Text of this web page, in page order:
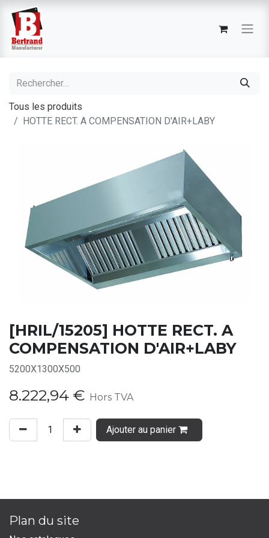
Tous les produits
HOTTE RECT. A COMPENSATION D'AIR+LABY
[HRIL/15205] HOTTE RECT. A
COMPENSATION D'AIR+LABY
5200X1300X500
8.222,94 € Hors TVA
Ajouter au panier
Plan du site